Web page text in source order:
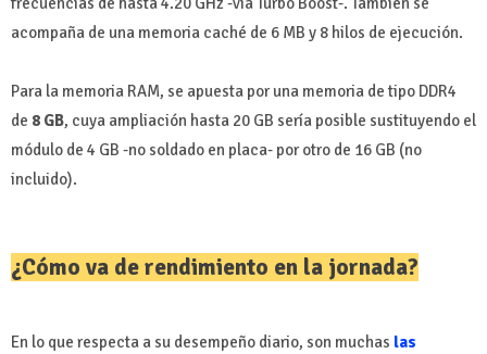
acompaña de una memoria caché de 6 MB y 8 hilos de ejecución.
Para la memoria RAM, se apuesta por una memoria de tipo DDR4
de 8 GB, cuya ampliación hasta 20 GB sería posible sustituyendo el
módulo de 4 GB -no soldado en placa- por otro de 16 GB (no
incluido).
¿Cómo va de rendimiento en la jornada?
En lo que respecta a su desempeño diario, son muchas las